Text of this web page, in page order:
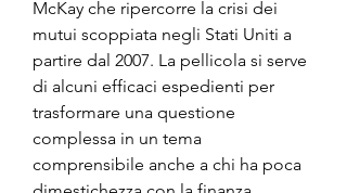
McKay che ripercorre la crisi dei
mutui scoppiata negli Stati Uniti a
partire dal 2007. La pellicola si serve
di alcuni efficaci espedienti per
trasformare una questione
complessa in un tema
comprensibile anche a chi ha poca